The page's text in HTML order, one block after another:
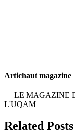
Artichaut magazine
— LE MAGAZINE
L'UQAM
Related Posts